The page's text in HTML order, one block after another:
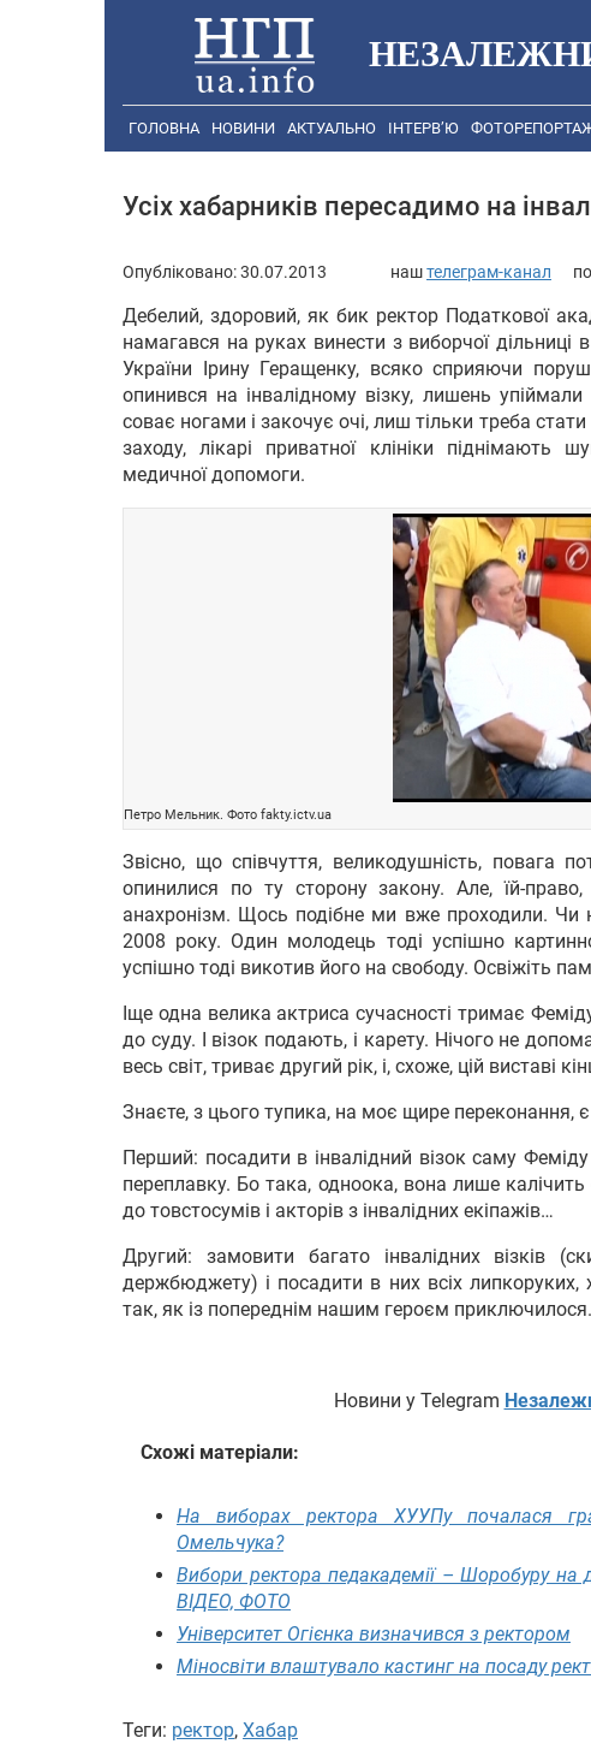
ГОЛОВНА НОВИНИ АКТУАЛЬНО ІНТЕРВ’Ю
Усіх хабарників пересадимо на
Опубліковано:30.07.2013 наштелеграм-канал
Дебелий, здоровий, як бик ректор Податкової
намагався на руках винести з виборчої дільниці
України Ірину Геращенку, всяко сприяючи
опинився на інвалідному візку, лишень
соває ногами і закочує очі, лиш тільки треба
заходу, лікарі приватної клініки піднімають
медичної допомоги.
Петро Мельник. Фото fakty.ictv.ua
Звісно, що співчуття, великодушність, повага
опинилися по ту сторону закону. Але, їй-
анахронізм. Щось подібне ми вже проходили. Чи
2008 року. Один молодець тоді успішно
успішно тоді викотив його на свободу. Освіжіть
Іще одна велика актриса сучасності тримає
до суду. І візок подають, і карету. Нічого не
весь світ, триває другий рік, і, схоже, цій виставі
Знаєте, з цього тупика, на моє щире переконання,
Перший: посадити в інвалідний візок саму
переплавку. Бо така, одноока, вона лише
до товстосумів і акторів з інвалідних екіпажів…
Другий: замовити багато інвалідних візків
держбюджету) і посадити в них всіх липкоруких,
так, як із попереднім нашим героєм
Новини у Telegram
Схожі матеріали:
На виборах ректора ХУУПу почалася
Омельчука?
Вибори ректора педакадемії – Шоробуру на
ВІДЕО, ФОТО
Університет Огієнка визначився з ректором
Міносвіти влаштувало кастинг на посаду
Теги: ректор, Хабар